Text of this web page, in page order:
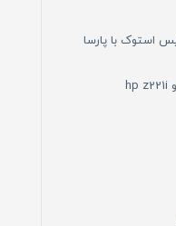
استوک با پارسا